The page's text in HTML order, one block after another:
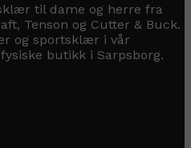
til dame og herre fra
Tenson og Cutter & Buck.
og sportsklær i vår
butikk i Sarpsborg.